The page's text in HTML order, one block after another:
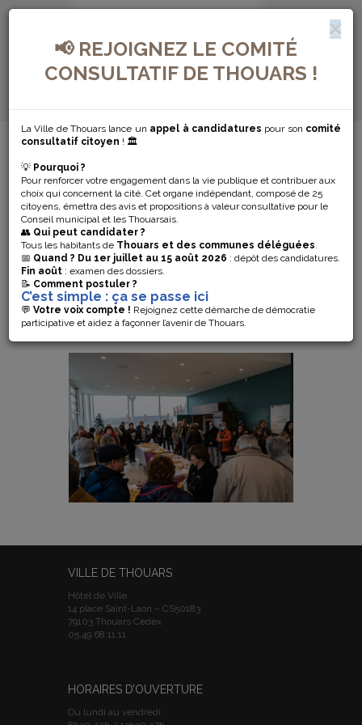
📢 REJOIGNEZ LE COMITÉ
CONSULTATIF DE THOUARS !
La Ville de Thouars lance un appel à candidatures pour son comité
consultatif citoyen ! 🏛️
💡 Pourquoi ?
Pour renforcer votre engagement dans la vie publique et contribuer aux
choix qui concernent la cité. Cet organe indépendant, composé de 25
citoyens, émettra des avis et propositions à valeur consultative pour le
Conseil municipal et les Thouarsais.
👥 Qui peut candidater ?
Tous les habitants de Thouars et des communes déléguées.
📅 Quand ? Du 1er juillet au 15 août 2026 : dépôt des candidatures.
Fin août : examen des dossiers.
📝 Comment postuler ?
C’est simple : ça se passe ici
💬 Votre voix compte ! Rejoignez cette démarche de démocratie
participative et aidez à façonner l’avenir de Thouars.
MENU DE NAVIGATION...
BIENVENUE À
THOUARS !
La Ville a renoué avec la cérémonie
d’accueil des nouveaux arrivants samedi 3
décembre au cinéma Le Kiosque. Prés de
100 personnes étaient présentes à la
présentation des projets municipaux par le
Maire de Thouars et ont ensuite partagé
VILLE DE THOUARS
Hôtel de Ville
14 place Saint-Laon – CS50183
79103 Thouars Cedex
05.49.68.11.11
HORAIRES D’OUVERTURE
Du lundi au vendredi :